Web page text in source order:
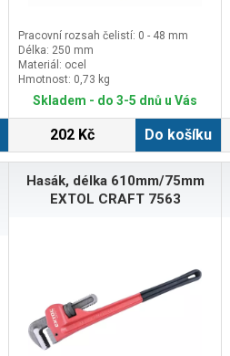
Pracovní rozsah čelistí: 0 - 48 mm
Délka: 250 mm
Materiál: ocel
Hmotnost: 0,73 kg
Skladem - do 3-5 dnů u Vás
202 Kč Do košíku
Hasák, délka 610mm/75mm
EXTOL CRAFT 7563